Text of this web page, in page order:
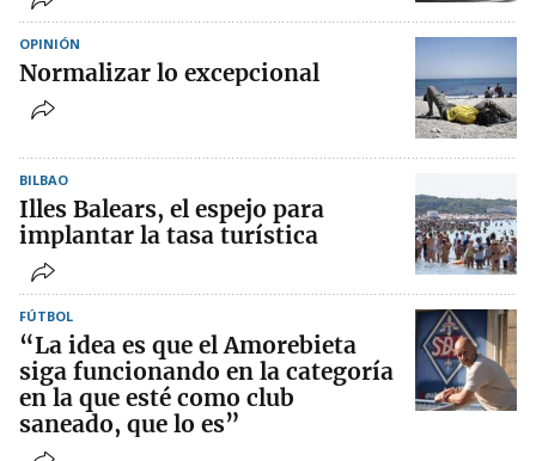
OPINIÓN
Normalizar lo excepcional
BILBAO
Illes Balears, el espejo para
implantar la tasa turística
FÚTBOL
“La idea es que el Amorebieta
siga funcionando en la categoría
en la que esté como club
saneado, que lo es”